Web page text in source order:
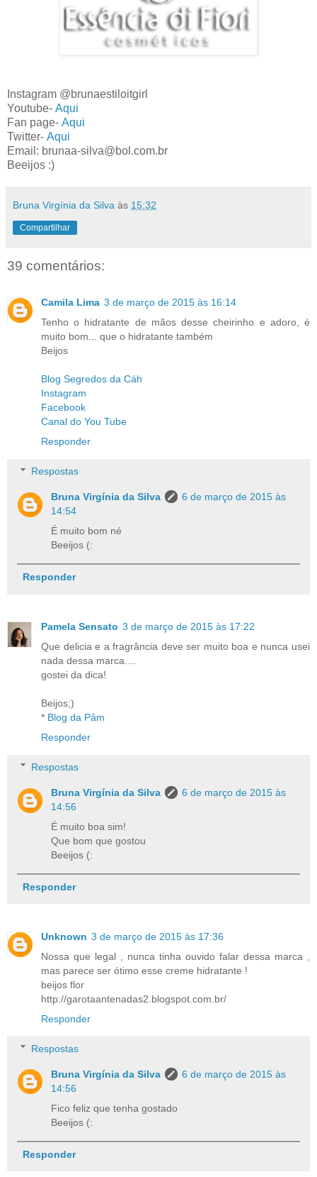
Instagram @brunaestiloitgirl
Youtube- Aqui
Fan page- Aqui
Twitter- Aqui
Email: brunaa-silva@bol.com.br
Beeijos :)
Bruna Virgínia da Silva às 15:32
Compartilhar
39 comentários:
Camila Lima 3 de março de 2015 às 16:14
Tenho o hidratante de mãos desse cheirinho e adoro, é
muito bom... que o hidratante também
Beijos
Blog Segredos da Cáh
Instagram
Facebook
Canal do You Tube
Responder
Respostas
Bruna Virgínia da Silva
6 de março de 2015 às
14:54
É muito bom né
Beeijos (:
Responder
Pamela Sensato 3 de março de 2015 às 17:22
Que delicia e a fragrância deve ser muito boa e nunca usei
nada dessa marca....
gostei da dica!
Beijos;)
* Blog da Pâm
Responder
Respostas
Bruna Virgínia da Silva
6 de março de 2015 às
14:56
É muito boa sim!
Que bom que gostou
Beeijos (:
Responder
Unknown 3 de março de 2015 às 17:36
Nossa que legal , nunca tinha ouvido falar dessa marca ,
mas parece ser ótimo esse creme hidratante !
beijos flor
http://garotaantenadas2.blogspot.com.br/
Responder
Respostas
Bruna Virgínia da Silva
6 de março de 2015 às
14:56
Fico feliz que tenha gostado
Beeijos (:
Responder